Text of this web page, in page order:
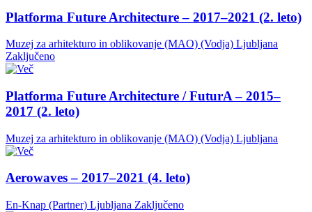
Platforma Future Architecture – 2017–2021 (2. leto)
Muzej za arhitekturo in oblikovanje (MAO) (Vodja) Ljubljana
Zaključeno
Platforma Future Architecture / FuturA – 2015–
2017 (2. leto)
Muzej za arhitekturo in oblikovanje (MAO) (Vodja) Ljubljana
Aerowaves – 2017–2021 (4. leto)
En-Knap (Partner) Ljubljana Zaključeno